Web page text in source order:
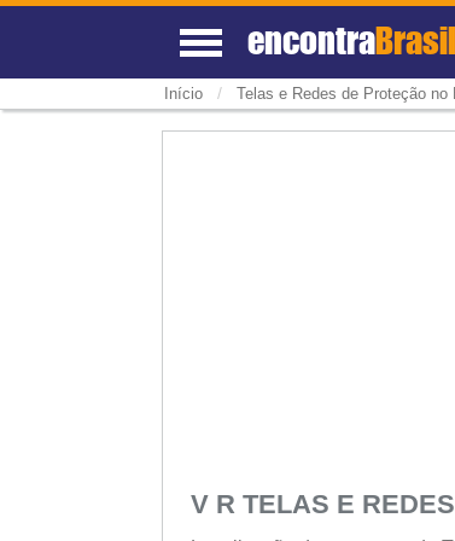
encontraBrasil
Início / Telas e Redes de Proteção no
V R TELAS E